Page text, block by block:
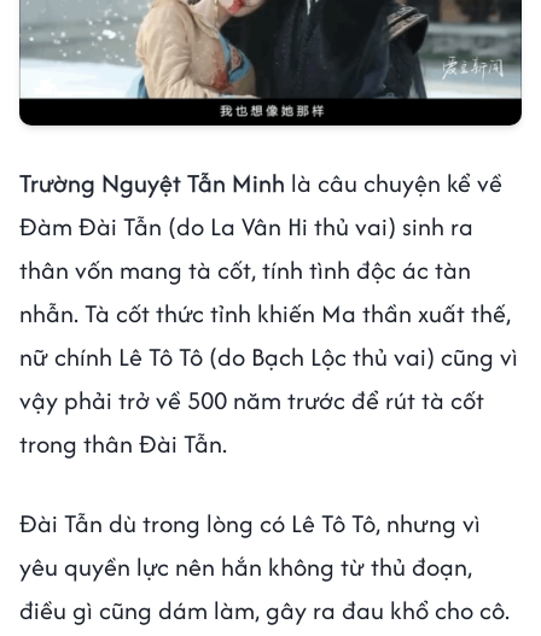
Trường Nguyệt Tẫn Minh là câu chuyện kể về
Đàm Đài Tẫn (do La Vân Hi thủ vai) sinh ra
thân vốn mang tà cốt, tính tình độc ác tàn
nhẫn. Tà cốt thức tỉnh khiến Ma thần xuất thế,
nữ chính Lê Tô Tô (do Bạch Lộc thủ vai) cũng vì
vậy phải trở về 500 năm trước để rút tà cốt
trong thân Đài Tẫn.
Đài Tẫn dù trong lòng có Lê Tô Tô, nhưng vì
yêu quyền lực nên hắn không từ thủ đoạn,
điều gì cũng dám làm, gây ra đau khổ cho cô.